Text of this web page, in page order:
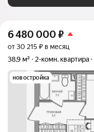
6 480 000 ₽
от 30 215 ₽ в месяц
38,9 м²
2-комн. квартира
новостройка